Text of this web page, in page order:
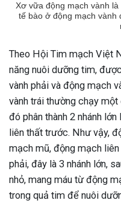
Xơ vữa động mạch vành
tế bào ở động mạch vành
Theo Hội Tim mạch Việt
năng nuôi dưỡng tim,
vành phải và động mạch
vành trái thường chạy
đó phân thành 2 nhánh
liên thất trước. Như vậy,
mạch mũ, động mạch
phải, đây là 3 nhánh lớn,
nhỏ, mang máu từ động
trong quả tim để nuôi